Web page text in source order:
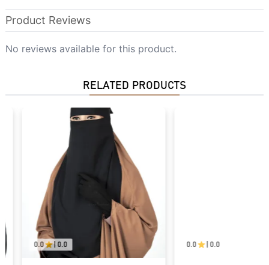
Product Reviews
No reviews available for this product.
RELATED PRODUCTS
| 0.0 | 0.0